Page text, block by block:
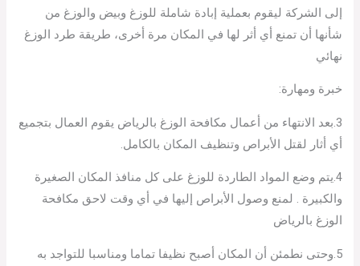
إلى الشركة ليقوم بعملية إبادة شاملة للوزغ وبيض والوزغ من
شأنها أن تمنع أي أثر لها في المكان مرة أخرى، طريقة طرد الوزغ
نهائي
خبرة ومهارة:
3.بعد الانتهاء من أعمال مكافحة الوزغ بالرياض يقوم العمال بتجميع
أي أثار لقتل الأبراص وتنظيف المكان بالكامل.
4.يتم وضع المواد الطاردة للوزغ على كل منافذ المكان الصغيرة
والكبيرة . لمنع وصول الأبراص إليها في أي وقت لاحق مكافحة
الوزغ بالرياض
5.وحتى نطمئن أن المكان أصبح نظيفا تماما ومناسبا للتواجد به